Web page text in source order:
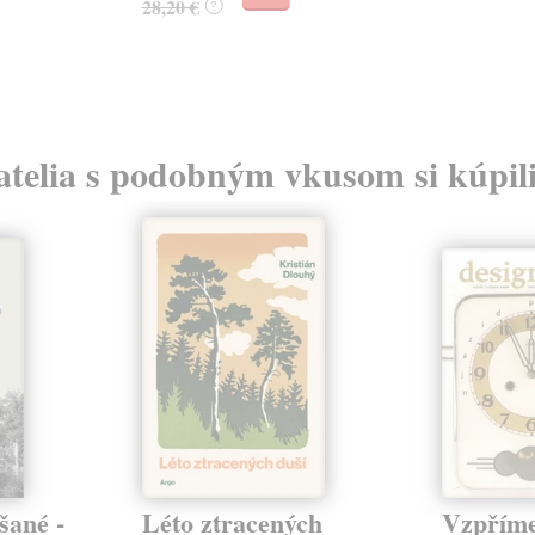
28,20 € ?
s podobným vkusom si
- Léto ztracených